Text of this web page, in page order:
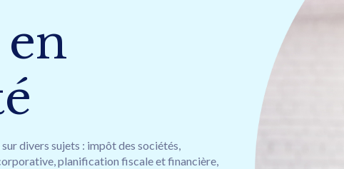
sur divers sujets : impôt des sociétés,
planification fiscale et financière,